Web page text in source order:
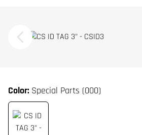
Color: Special Parts (000)